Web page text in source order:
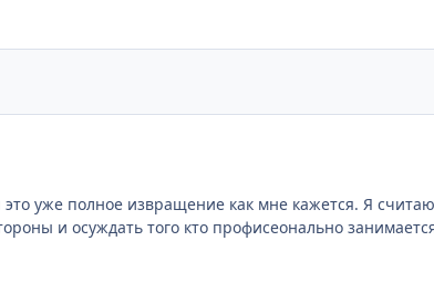
уже полное извращение как мне кажется. Я
и осуждать того кто профисеонально